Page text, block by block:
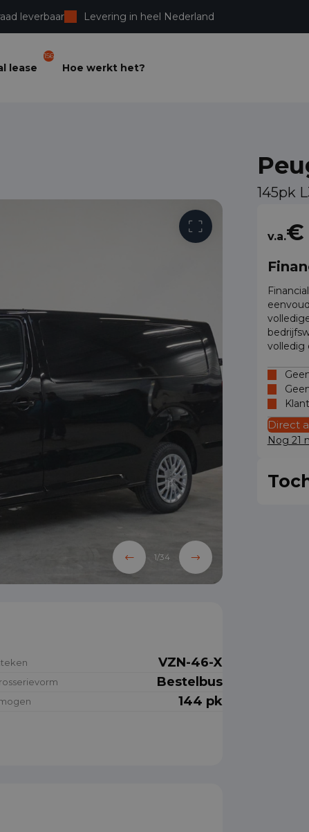
leverbaar Levering in heel Nederland
lease
156
Hoe werkt het?
1/34
VZN-46-X
Bestelbus
144 pk
145pk
v.a.€
volledig
Direct
Nog 21